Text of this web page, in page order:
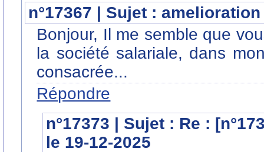
n°17367 | Sujet :
Bonjour, Il me semble que
la société salariale, dans
consacrée...
Répondre
n°17373 | Sujet : Re :
le 19-12-2025